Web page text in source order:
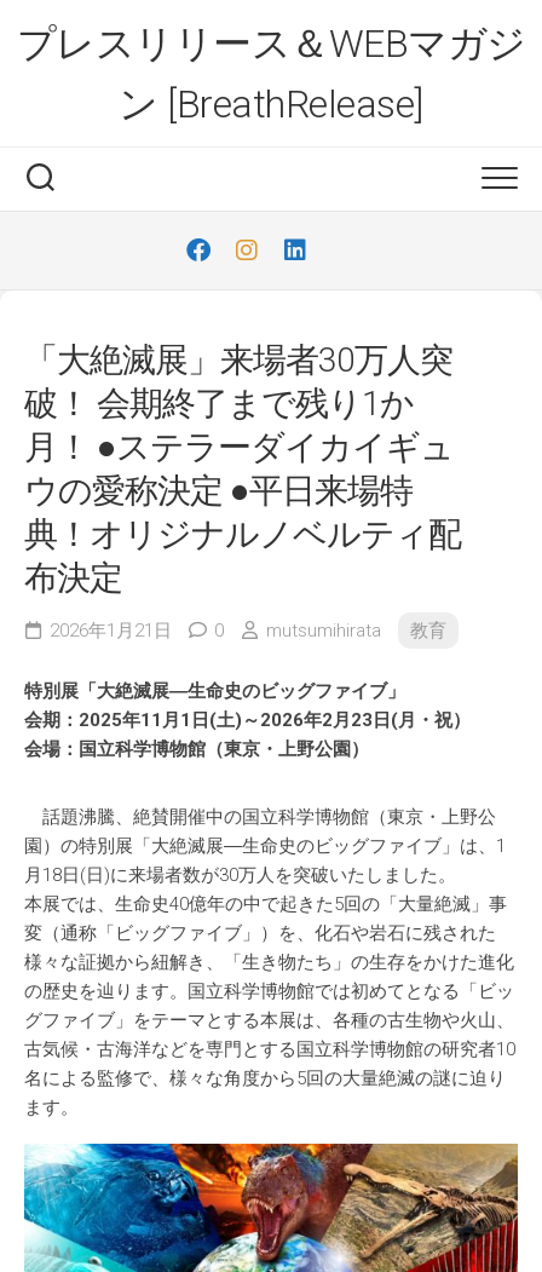
content
プレスリリース＆WEBマガジ
ン [BreathRelease]
「大絶滅展」来場者30万人突
破！ 会期終了まで残り1か
月！ ●ステラーダイカイギュ
ウの愛称決定 ●平日来場特
典！オリジナルノベルティ配
布決定
2026年1月21日 0 mutsumihirata 教育
特別展「大絶滅展―生命史のビッグファイブ」
会期：2025年11月1日(土)～2026年2月23日(月・祝）
会場：国立科学博物館（東京・上野公園）
話題沸騰、絶賛開催中の国立科学博物館（東京・上野公
園）の特別展「大絶滅展―生命史のビッグファイブ」は、1
月18日(日)に来場者数が30万人を突破いたしました。
本展では、生命史40億年の中で起きた5回の「大量絶滅」事
変（通称「ビッグファイブ」）を、化石や岩石に残された
様々な証拠から紐解き、「生き物たち」の生存をかけた進化
の歴史を辿ります。国立科学博物館では初めてとなる「ビッ
グファイブ」をテーマとする本展は、各種の古生物や火山、
古気候・古海洋などを専門とする国立科学博物館の研究者10
名による監修で、様々な角度から5回の大量絶滅の謎に迫り
ます。